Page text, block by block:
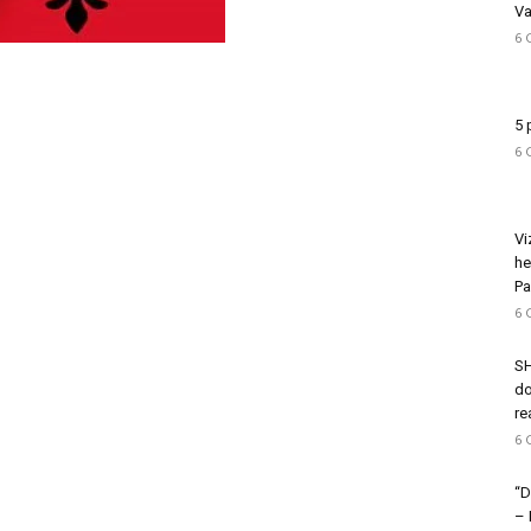
6
5
6
6
6
–